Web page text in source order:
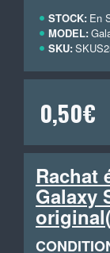
STOCK: En
MODEL:
SKU:
0,50€
Rachat
Galaxy
original